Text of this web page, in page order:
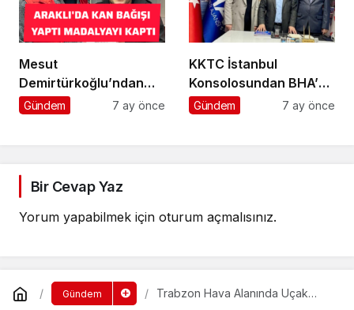
Mesut
Demirtürkoğlu’ndan
Örnek Davranış
Gündem 7 ay önce
KKTC İstanbul
Konsolosundan BHA’ya
Ziyaret
Gündem 7 ay önce
Bir Cevap Yaz
Yorum yapabilmek için oturum açmalısınız.
Gündem
Trabzon Hava Alanında Uçak